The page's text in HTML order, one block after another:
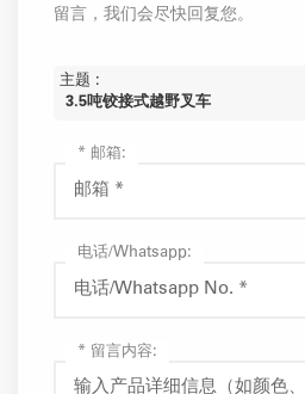
留言，我们会尽快回复您。
主题 :
3.5吨铰接式越野叉车
* 邮箱:
电话/Whatsapp:
* 留言内容: